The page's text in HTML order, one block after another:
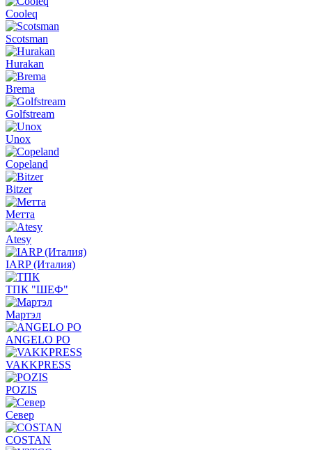
Cooleq
Scotsman
Hurakan
Brema
Golfstream
Unox
Copeland
Bitzer
Метта
Atesy
IARP (Италия)
ТПК "ШЕФ"
Мартэл
ANGELO PO
VAKKPRESS
POZIS
Север
COSTAN